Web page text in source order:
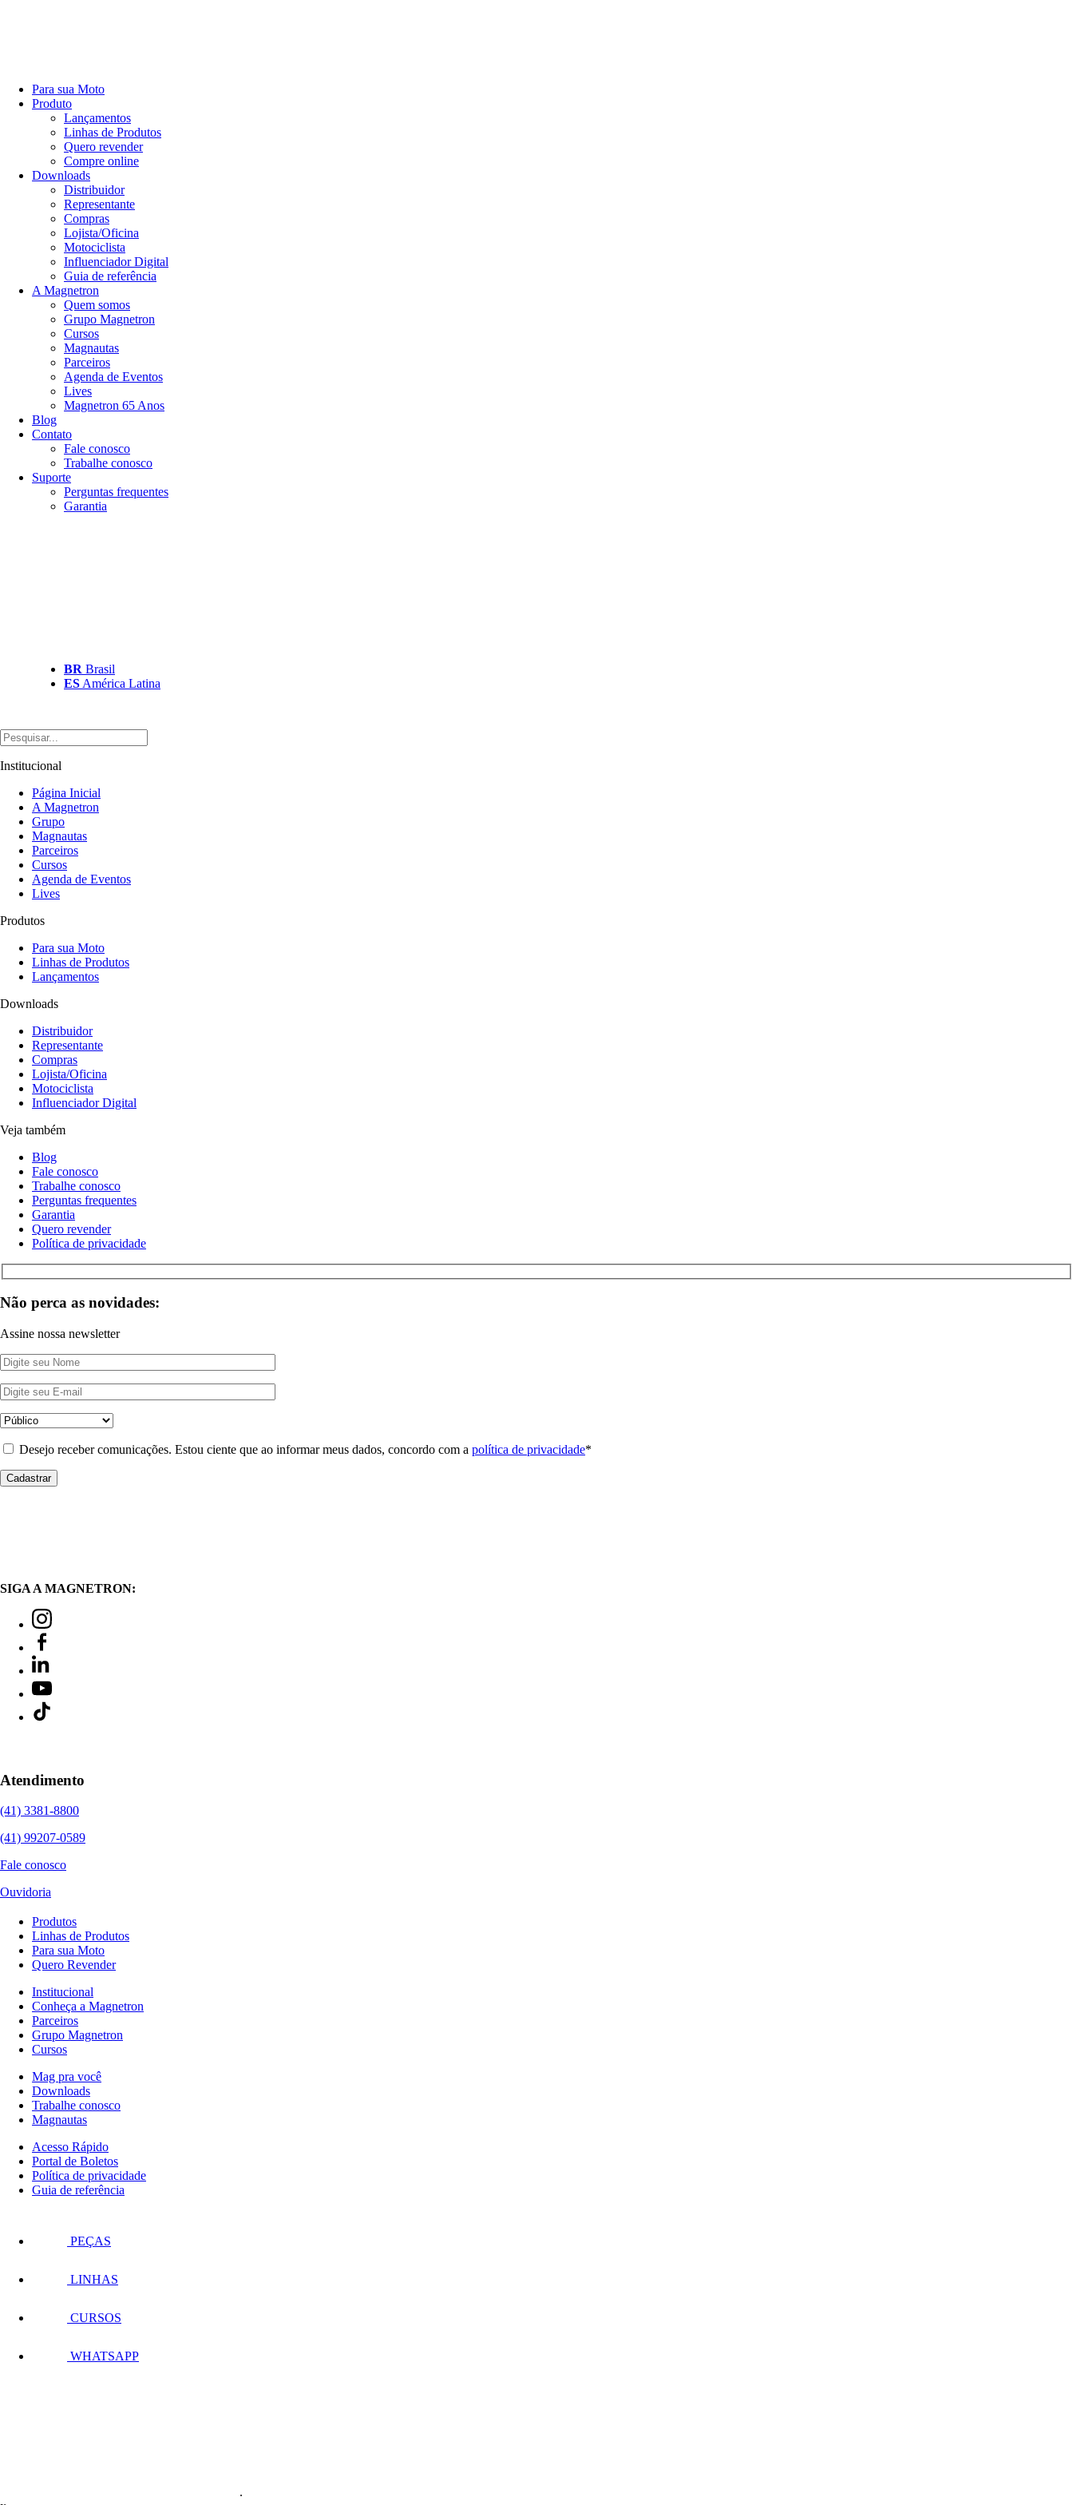
Para sua Moto
Produto
Lançamentos
Linhas de Produtos
Quero revender
Compre online
Downloads
Distribuidor
Representante
Compras
Lojista/Oficina
Motociclista
Influenciador Digital
Guia de referência
A Magnetron
Quem somos
Grupo Magnetron
Cursos
Magnautas
Parceiros
Agenda de Eventos
Lives
Magnetron 65 Anos
Blog
Contato
Fale conosco
Trabalhe conosco
Suporte
Perguntas frequentes
Garantia
BR Brasil
ES América Latina
Institucional
Página Inicial
A Magnetron
Grupo
Magnautas
Parceiros
Cursos
Agenda de Eventos
Lives
Produtos
Para sua Moto
Linhas de Produtos
Lançamentos
Downloads
Distribuidor
Representante
Compras
Lojista/Oficina
Motociclista
Influenciador Digital
Veja também
Blog
Fale conosco
Trabalhe conosco
Perguntas frequentes
Garantia
Quero revender
Política de privacidade
Não perca as novidades:
Assine nossa newsletter
Desejo receber comunicações. Estou ciente que ao informar meus dados, concordo com a política de privacidade*
SIGA A MAGNETRON:
Atendimento
(41) 3381-8800
(41) 99207-0589
Fale conosco
Ouvidoria
Produtos
Linhas de Produtos
Para sua Moto
Quero Revender
Institucional
Conheça a Magnetron
Parceiros
Grupo Magnetron
Cursos
Mag pra você
Downloads
Trabalhe conosco
Magnautas
Acesso Rápido
Portal de Boletos
Política de privacidade
Guia de referência
PEÇAS
LINHAS
CURSOS
WHATSAPP
.